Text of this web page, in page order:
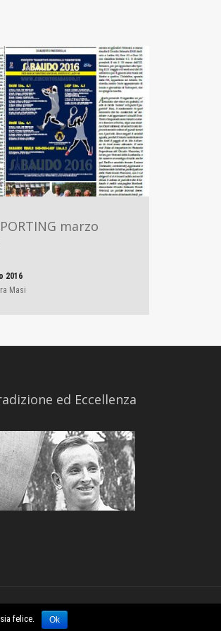
marzo
2016
Masi
ed Eccellenza
Powered by
felice.
Ok